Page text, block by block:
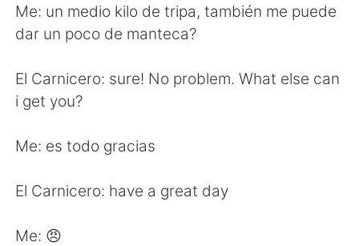
日本語 한국어
Русский ไทย
Indonesia
Türkçe Tiếng Việt
Português
Me: un medio kilo de tripa, también me puede
dar un poco de manteca?
El Carnicero: sure! No problem. What else can
i get you?
Me: es todo gracias
El Carnicero: have a great day
Me: 😠